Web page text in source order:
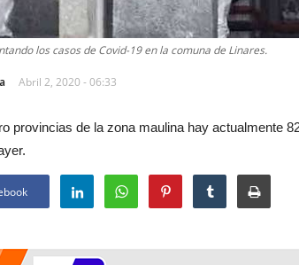
los casos de Covid-19 en la comuna de Linares.
Abril 2, 2020 - 06:33
provincias de la zona maulina hay actualmente